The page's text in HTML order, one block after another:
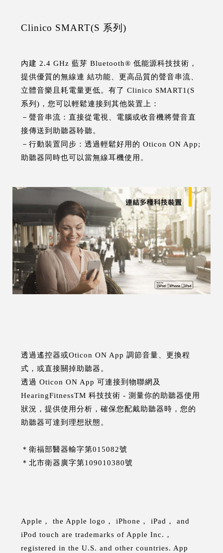
Clinico SMART(S 系列)
內建 2.4 GHz 藍芽 Bluetooth® 低能源科技技術，
提供優質的無線連 結功能、更高品質的聲音串流、
立體音樂且耗電量更低。有了 Clinico SMART1(S
系列)，您可以輕鬆連接到其他裝置上：
－聲音串流：直接從電視、電腦或收音機將聲音直
接傳送到助聽器聆聽。
－行動裝置同步：透過輕鬆好用的 Oticon ON App;
助聽器同時也可以當無線耳機使用。
透過遙控器或Oticon ON App 調節音量、更換程
式，或直接關掉助聽器。
透過 Oticon ON App 可連接到物聯網及
HearingFitnessTM 科技技術 - 測量你的助聽器使用
狀況，提供使用分析，確保您配戴助聽器時，您的
助聽器可達到理想狀態。
＊衛福部醫器輸字第015082號
＊北市衛器廣字第109010380號
Apple， the Apple logo， iPhone， iPad， and
iPod touch are trademarks of Apple Inc.，
registered in the U.S. and other countries. App